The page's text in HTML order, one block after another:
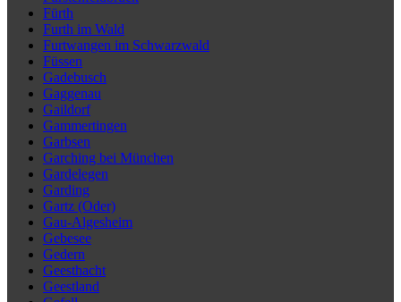
Fürth
Furth im Wald
Furtwangen im Schwarzwald
Füssen
Gadebusch
Gaggenau
Gaildorf
Gammertingen
Garbsen
Garching bei München
Gardelegen
Garding
Gartz (Oder)
Gau-Algesheim
Gebesee
Gedern
Geesthacht
Geestland